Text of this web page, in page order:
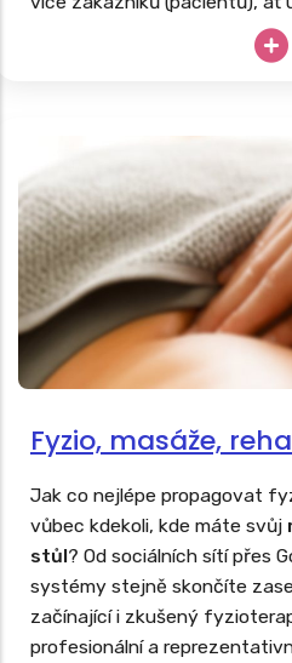
dentista, ortoped či
Fyzio, masáže,
Jak co nejlépe propagovat
vůbec kdekoli, kde máte svůj
stůl? Od sociálních sítí přes
systémy stejně skončíte
začínající i zkušený
profesionální a